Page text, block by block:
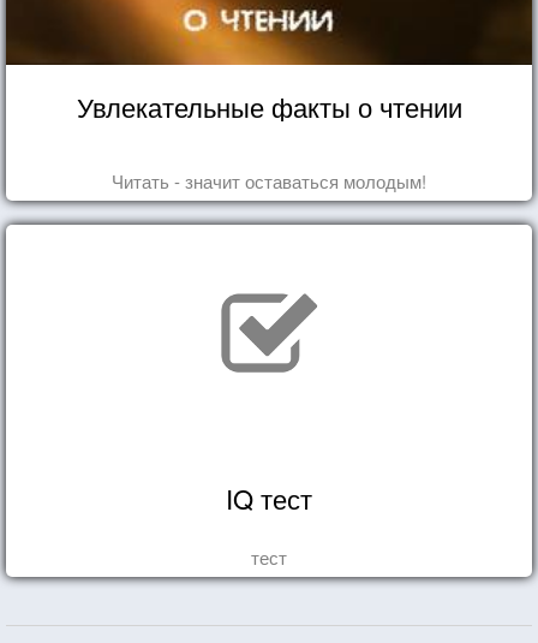
Увлекательные факты о чтении
Читать - значит оставаться молодым!
IQ тест
тест